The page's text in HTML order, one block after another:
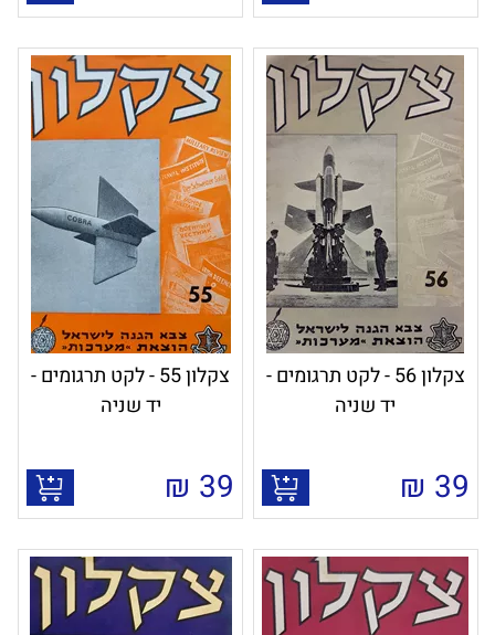
צקלון 56 - לקט תרגומים -
יד שניה
39
₪
צקלון 55 - לקט תרגומים -
יד שניה
39
₪